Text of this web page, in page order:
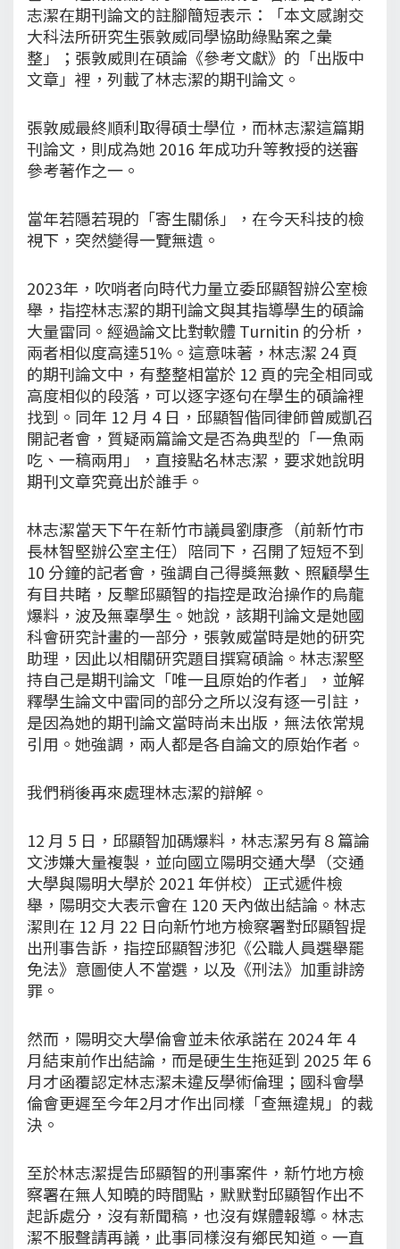
志潔在期刊論文的註腳簡短表示：「本文感謝交
大科法所研究生張敦威同學協助綠點案之彙
整」；張敦威則在碩論《參考文獻》的「出版中
文章」裡，列載了林志潔的期刊論文。
張敦威最終順利取得碩士學位，而林志潔這篇期
刊論文，則成為她 2016 年成功升等教授的送審
參考著作之一。
當年若隱若現的「寄生關係」，在今天科技的檢
視下，突然變得一覽無遺。
2023年，吹哨者向時代力量立委邱顯智辦公室檢
舉，指控林志潔的期刊論文與其指導學生的碩論
大量雷同。經過論文比對軟體 Turnitin 的分析，
兩者相似度高達51%。這意味著，林志潔 24 頁
的期刊論文中，有整整相當於 12 頁的完全相同或
高度相似的段落，可以逐字逐句在學生的碩論裡
找到。同年 12 月 4 日，邱顯智偕同律師曾威凱召
開記者會，質疑兩篇論文是否為典型的「一魚兩
吃、一稿兩用」，直接點名林志潔，要求她說明
期刊文章究竟出於誰手。
林志潔當天下午在新竹市議員劉康彥（前新竹市
長林智堅辦公室主任）陪同下，召開了短短不到
10 分鐘的記者會，強調自己得獎無數、照顧學生
有目共睹，反擊邱顯智的指控是政治操作的烏龍
爆料，波及無辜學生。她說，該期刊論文是她國
科會研究計畫的一部分，張敦威當時是她的研究
助理，因此以相關研究題目撰寫碩論。林志潔堅
持自己是期刊論文「唯一且原始的作者」，並解
釋學生論文中雷同的部分之所以沒有逐一引註，
是因為她的期刊論文當時尚未出版，無法依常規
引用。她強調，兩人都是各自論文的原始作者。
我們稍後再來處理林志潔的辯解。
12 月 5 日，邱顯智加碼爆料，林志潔另有８篇論
文涉嫌大量複製，並向國立陽明交通大學（交通
大學與陽明大學於 2021 年併校）正式遞件檢
舉，陽明交大表示會在 120 天內做出結論。林志
潔則在 12 月 22 日向新竹地方檢察署對邱顯智提
出刑事告訴，指控邱顯智涉犯《公職人員選舉罷
免法》意圖使人不當選，以及《刑法》加重誹謗
罪。
然而，陽明交大學倫會並未依承諾在 2024 年 4
月結束前作出結論，而是硬生生拖延到 2025 年 6
月才函覆認定林志潔未違反學術倫理；國科會學
倫會更遲至今年2月才作出同樣「查無違規」的裁
決。
至於林志潔提告邱顯智的刑事案件，新竹地方檢
察署在無人知曉的時間點，默默對邱顯智作出不
起訴處分，沒有新聞稿，也沒有媒體報導。林志
潔不服聲請再議，此事同樣沒有鄉民知道。一直